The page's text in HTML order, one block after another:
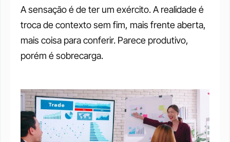
A sensação é de ter um exército. A realidade é
troca de contexto sem fim, mais frente aberta,
mais coisa para conferir. Parece produtivo,
porém é sobrecarga.